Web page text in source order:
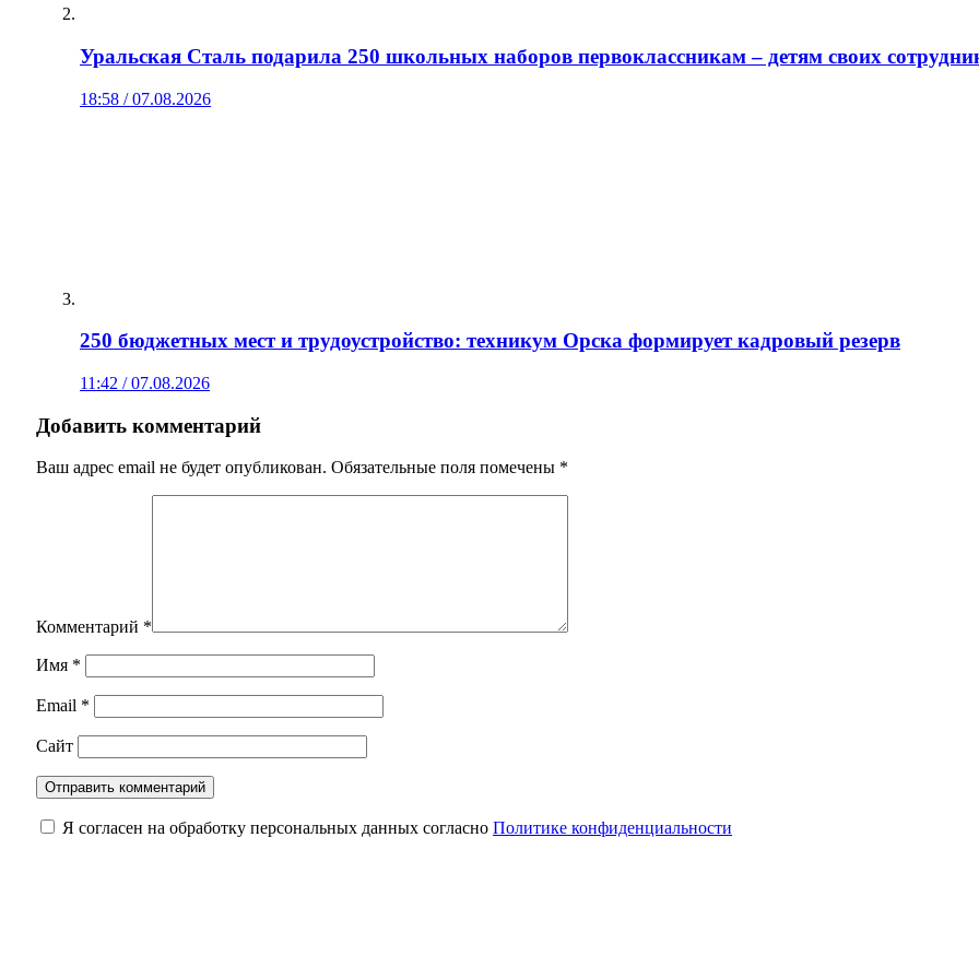
Уральская Сталь подарила 250 школьных наборов первоклассникам – детям своих
18:58 / 07.08.2026
250 бюджетных мест и трудоустройство: техникум Орска формирует кадровый резерв
11:42 / 07.08.2026
Добавить комментарий
Ваш адрес email не будет опубликован. Обязательные поля помечены *
Комментарий *
Имя *
Email *
Сайт
Я согласен на обработку персональных данных согласно Политике конфиденциальности